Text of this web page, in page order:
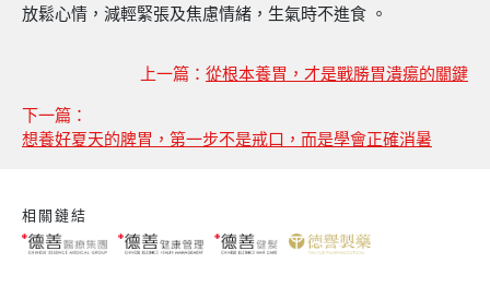
放鬆心情，減輕緊張及焦慮情緒，生氣時不進食 。
上一篇： 從根本養胃，才是戰勝胃潰瘍的關鍵
下一篇：
想養好夏天的脾胃，第一步不是戒口，而是學會正確消暑
相關鏈結